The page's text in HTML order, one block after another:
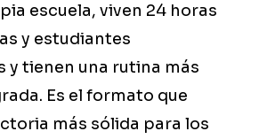
escuela, viven 24 horas
y estudiantes
y tienen una rutina más
Es el formato que
más sólida para los